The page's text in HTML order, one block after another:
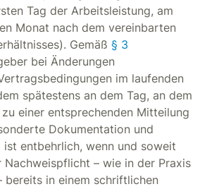
Tag der Arbeitsleistung, am
Monat nach dem vereinbarten
Gemäß § 3
bei Änderungen
im laufenden
spätestens an dem Tag, an dem
einer entsprechenden Mitteilung
Dokumentation und
entbehrlich, wenn und soweit
Nachweispflicht – wie in der Praxis
bereits in einem schriftlichen